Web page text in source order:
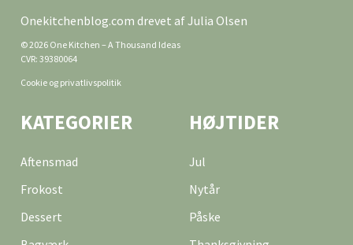
Onekitchenblog.com drevet af Julia Olsen
© 2026 One Kitchen – A Thousand Ideas
CVR: 39380064
Cookie og privatlivspolitik
KATEGORIER
Aftensmad
Frokost
Dessert
HØJTIDER
Jul
Nytår
Påske